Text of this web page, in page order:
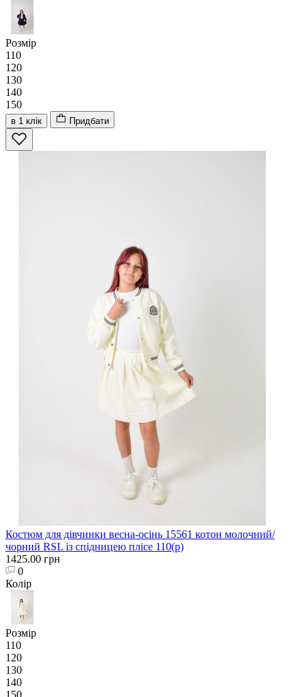
Розмір
110
120
130
140
150
в 1 клік Придбати
Костюм для дівчинки весна-осінь 15561 котон молочний/
чорний RSL із спідницею плісе 110(р)
1425.00 грн
0
Колір
Розмір
110
120
130
140
150